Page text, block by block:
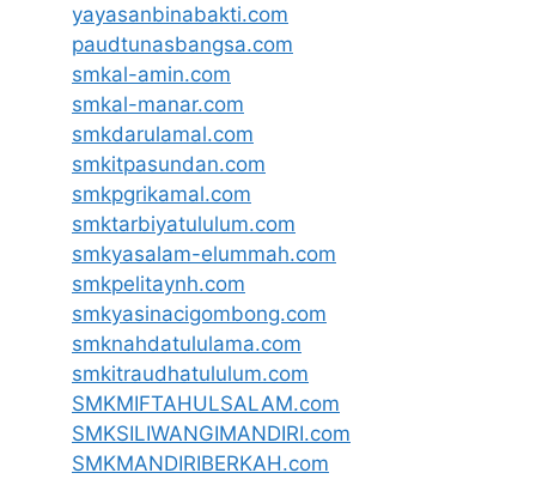
yayasanbinabakti.com
paudtunasbangsa.com
smkal-amin.com
smkal-manar.com
smkdarulamal.com
smkitpasundan.com
smkpgrikamal.com
smktarbiyatululum.com
smkyasalam-elummah.com
smkpelitaynh.com
smkyasinacigombong.com
smknahdatululama.com
smkitraudhatululum.com
SMKMIFTAHULSALAM.com
SMKSILIWANGIMANDIRI.com
SMKMANDIRIBERKAH.com